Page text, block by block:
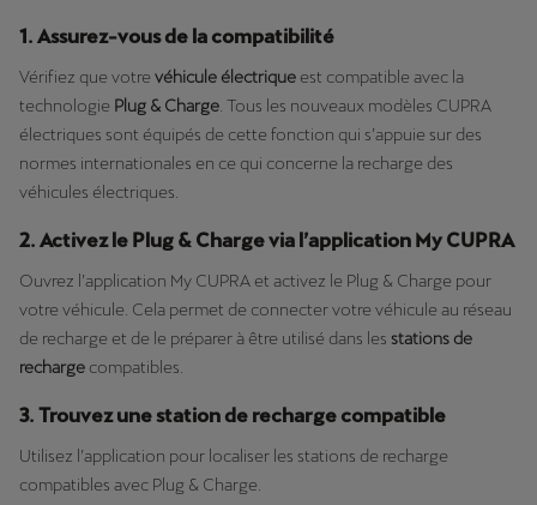
1. Assurez-vous de la compatibilité
Vérifiez que votre véhicule électrique est compatible avec la
technologie Plug & Charge . Tous les nouveaux modèles CUPRA
électriques sont équipés de cette fonction qui s’appuie sur des
normes internationales en ce qui concerne la recharge des
véhicules électriques.
2. Activez le Plug & Charge via l’application My CUPRA
Ouvrez l’application My CUPRA et activez le Plug & Charge pour
votre véhicule. Cela permet de connecter votre véhicule au réseau
de recharge et de le préparer à être utilisé dans les stations de
recharge compatibles.
3. Trouvez une station de recharge compatible
Utilisez l’application pour localiser les stations de recharge
compatibles avec Plug & Charge.